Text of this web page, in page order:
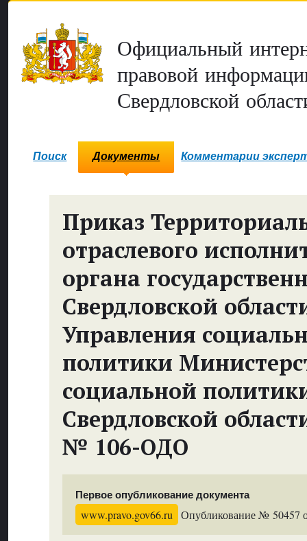
Официальный
правовой
Свердловской
Поиск Документы Комментарии
Приказ
отраслевого
органа
Свердловской
Управления
политики
социальной
Свердловской
№ 106-ОДО
Первое опубликование документа
www.pravo.gov66.ru Опубликование № 50457